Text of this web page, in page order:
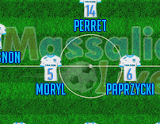
5
Moryl
6
Paprzycki
14
Perret